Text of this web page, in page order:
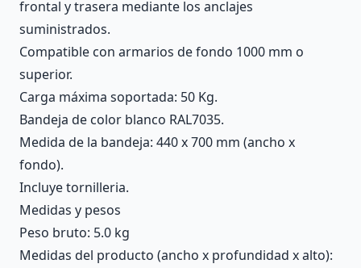
frontal y trasera mediante los anclajes
suministrados.
Compatible con armarios de fondo 1000 mm o
superior.
Carga máxima soportada: 50 Kg.
Bandeja de color blanco RAL7035.
Medida de la bandeja: 440 x 700 mm (ancho x
fondo).
Incluye tornilleria.
Medidas y pesos
Peso bruto: 5.0 kg
Medidas del producto (ancho x profundidad x alto):